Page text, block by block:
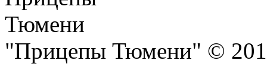
"Прицепы Тюмени" ©